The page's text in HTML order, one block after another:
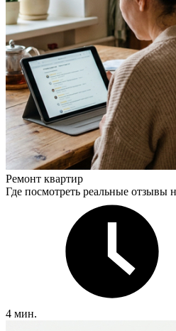
Ремонт квартир
Где посмотреть реальные отзывы
4 мин.